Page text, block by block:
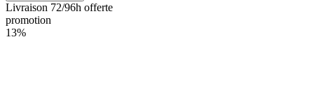
Livraison 72/96h offerte
promotion
13%